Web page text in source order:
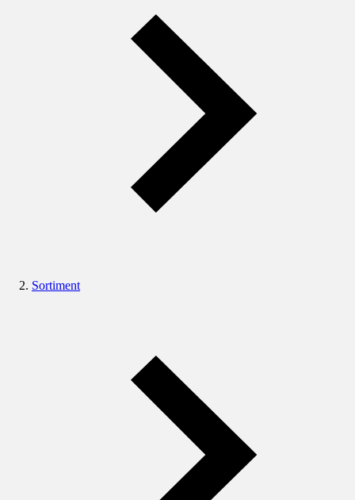
Sortiment